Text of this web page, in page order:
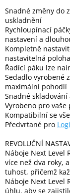
zboží
TONERY
A
CARTRIDGE
OEM
Sestavy
počítačů
Inpraise
Kamerové
systémy
MILESIGHT
Doprodej
Přihlášení
Snadné změny do
uskladnění
Rychloupínací
nastavení a
Kompletně
nastavitelná
Řadící páku lze
Sedadlo vyrobené
maximální pohodlí
Snadné
Vyrobeno pro
Kompatibilní se
Předvrtané pro
REVOLUČNÍ
Náboje Next Level
více než dva roky,
tuhost, přičemž
Náboje Next
úhlu, aby se